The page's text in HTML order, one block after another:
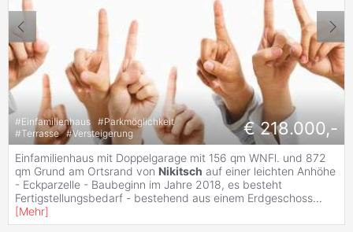
#Einfamilienhaus #Parkmöglichkeit
#Terrasse #Versteigerung € 218.000,-
Einfamilienhaus mit Doppelgarage mit 156 qm WNFl. und 872
qm Grund am Ortsrand von Nikitsch auf einer leichten Anhöhe
- Eckparzelle - Baubeginn im Jahre 2018, es besteht
Fertigstellungsbedarf - bestehend aus einem Erdgeschoss...
[Mehr]